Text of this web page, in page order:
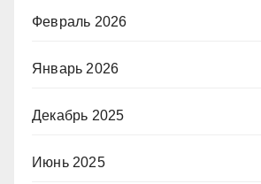
Февраль 2026
Январь 2026
Декабрь 2025
Июнь 2025